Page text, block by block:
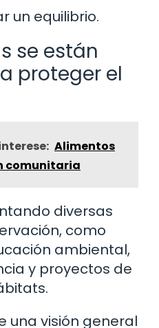
un equilibrio.
se están
proteger el
Alimentos
comunitaria
diversas
como
ambiental,
y proyectos de
una visión general